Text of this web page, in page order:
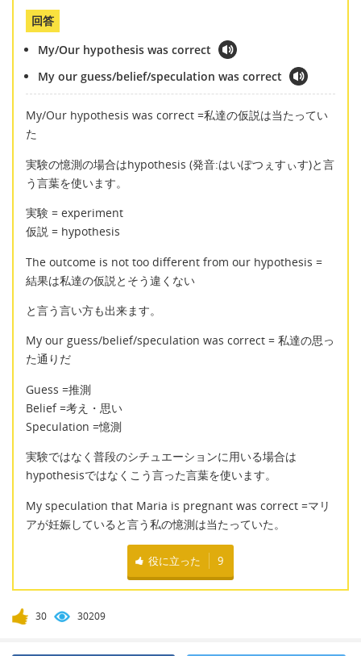
回答
My/Our hypothesis was correct
My our guess/belief/speculation was correct
My/Our hypothesis was correct =私達の仮説は当たってい
た
実験の憶測の場合はhypothesis (発音:はいぽつぇすぃす)と言
う言葉を使います。
実験 = experiment
仮説 = hypothesis
The outcome is not too different from our hypothesis =
結果は私達の仮説とそう違くない
と言う言い方も出来ます。
My our guess/belief/speculation was correct = 私達の思っ
た通りだ
Guess =推測
Belief =考え・思い
Speculation =憶測
実験ではなく普段のシチュエーションに用いる場合は
hypothesisではなくこう言った言葉を使います。
My speculation that Maria is pregnant was correct =マリ
アが妊娠していると言う私の憶測は当たっていた。
役に立った 9
30 30209